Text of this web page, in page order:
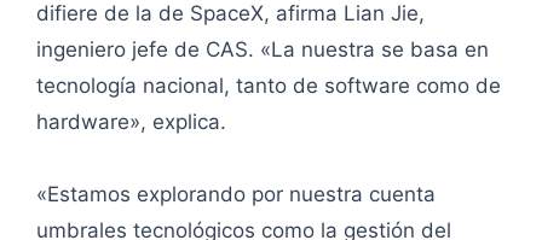
difiere de la de SpaceX, afirma Lian Jie,
ingeniero jefe de CAS. «La nuestra se basa en
tecnología nacional, tanto de software como de
hardware», explica.
«Estamos explorando por nuestra cuenta
umbrales tecnológicos como la gestión del